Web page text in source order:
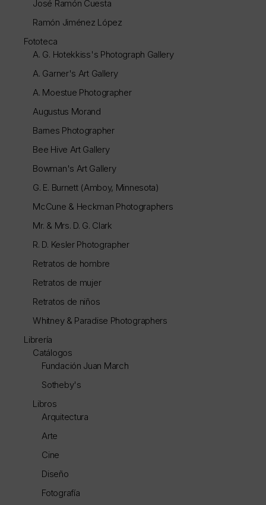
José Ramón Cuesta
Ramón Jiménez López
Fototeca
A. G. Hotekkiss's Photograph Gallery
A. Garner's Art Gallery
A. Moestue Photographer
Augustus Morand
Barnes Photographer
Bee Hive Art Gallery
Bowman's Art Gallery
G. E. Burnett (Amboy, Minnesota)
McCune & Heckman Photographers
Mr. & Mrs. D. G. Clark
R. D. Kesler Photographer
Retratos de hombre
Retratos de mujer
Retratos de niños
Whitney & Paradise Photographers
Librería
Catálogos
Fundación Juan March
Sotheby's
Libros
Arquitectura
Arte
Cine
Diseño
Fotografía